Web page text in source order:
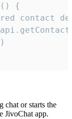
{
contact
chat or starts the
JivoChat app.